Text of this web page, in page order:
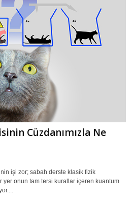
Cüzdanımızla Ne
işi zor; sabah derste klasik fizik
yer onun tam tersi kurallar içeren kuantum